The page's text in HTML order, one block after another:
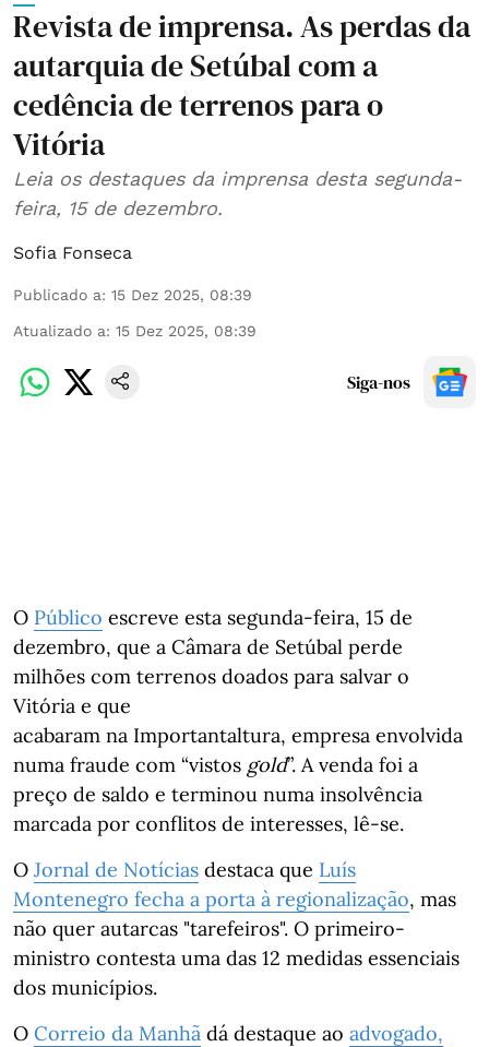
Revista de imprensa. As perdas da
autarquia de Setúbal com a
cedência de terrenos para o
Vitória
Leia os destaques da imprensa desta segunda-
feira, 15 de dezembro.
Sofia Fonseca
Publicado a: 15 Dez 2025, 08:39
Atualizado a: 15 Dez 2025, 08:39
Siga-nos
O Público escreve esta segunda-feira, 15 de
dezembro, que a Câmara de Setúbal perde
milhões com terrenos doados para salvar o
Vitória e que
acabaram na Importantaltura, empresa envolvida
numa fraude com “vistos gold”. A venda foi a
preço de saldo e terminou numa insolvência
marcada por conflitos de interesses, lê-se.
O Jornal de Notícias destaca que Luís
Montenegro fecha a porta à regionalização, mas
não quer autarcas "tarefeiros". O primeiro-
ministro contesta uma das 12 medidas essenciais
dos municípios.
O Correio da Manhã dá destaque ao advogado,